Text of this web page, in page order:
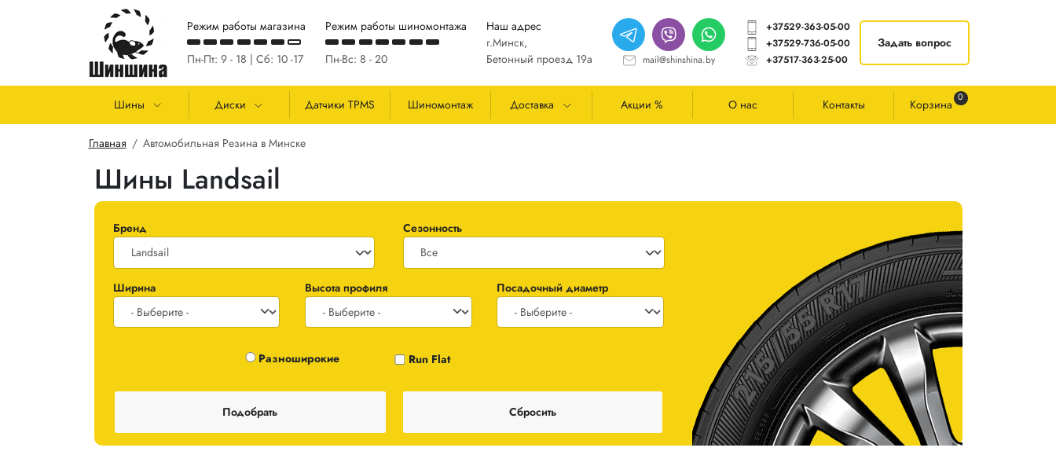
Перейти к основному содержанию
Режим работы магазина
Пн-Пт: 9 - 18 | Сб: 10 -17
Режим работы шиномонтажа
Пн-Вс: 8 - 20
Наш адрес
г.Минск,
Бетонный проезд 19а
mail@shinshina.by
+37529-363-05-00
+37529-736-05-00
+37517-363-25-00
Задать вопрос
Основная навигация
Шины Диски Датчики TPMS Шиномонтаж Доставка Акции % О нас Контакты Корзина 0
Строка навигации
Главная Автомобильная Резина в Минске
Шины Landsail
Бренд Сезонность
Ширина Высота профиля Посадочный диаметр
Одноширокие / РазноширокиеРазноширокие Run Flat